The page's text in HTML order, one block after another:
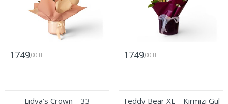
1749,00 TL 1749,00 TL
Lidya’s Crown – 33
Teddy Bear XL – Kırmızı Gül